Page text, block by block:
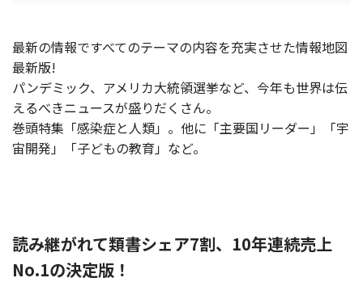
最新の情報ですべてのテーマの内容を充実させた情報地図
最新版!
パンデミック、アメリカ大統領選挙など、今年も世界は伝
えるべきニュースが盛りだくさん。
巻頭特集「感染症と人類」。他に「主要国リーダー」「宇
宙開発」「子どもの教育」など。
読み継がれて類書シェア7割、10年連続売上
No.1の決定版！